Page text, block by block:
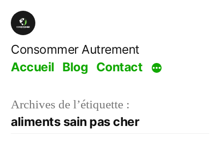
Aller
contenu
Consommer Autrement
Accueil Blog Contact
Archives de l’étiquette :
aliments sain pas cher